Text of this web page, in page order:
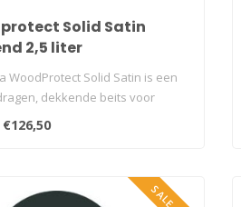
Solid Satin
2,5 liter
WoodProtect Solid Satin is een
dekkende beits voor
€126,50